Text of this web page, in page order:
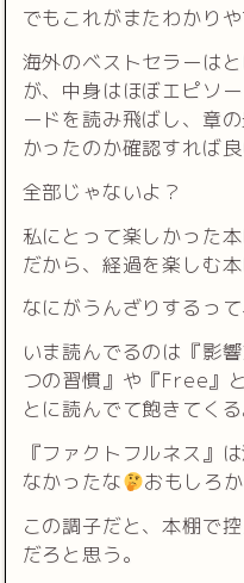
でもこれがまたわかり
海外のベストセラーは
が、中身はほぼエピソ
ードを読み飛ばし、章
かったのか確認すれば良
全部じゃないよ？
私にとって楽しかった
だから、経過を楽しむ本
なにがうんざりするっ
いま読んでるのは『影
つの習慣』や『Free』
とに読んでて飽きてくる
『ファクトフルネス』
なかったな
おもしろか
この調子だと、本棚で
だろと思う。